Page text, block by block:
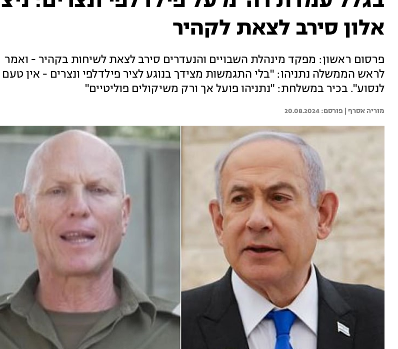
אלון סירב לצאת לקהיר
פרסום ראשון: מפקד מינהלת השבויים והנעדרים סירב לצאת לשיחות בקהיר - ואמר
לראש הממשלה נתניהו: "בלי התגמשות מצידך בנוגע לציר פילדלפי ונצרים - אין טעם
לנסוע". בכיר במשלחת: "נתניהו פועל אך ורק משיקולים פוליטיים"
מוריה אסרף | 20.08.2024